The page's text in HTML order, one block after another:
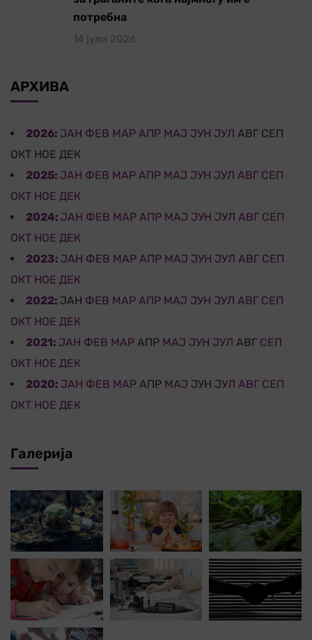
потребна
14 јули 2026
АРХИВА
2026: ЈАН ФЕВ МАР АПР МАЈ ЈУН ЈУЛ АВГ СЕП
ОКТ НОЕ ДЕК
2025: ЈАН ФЕВ МАР АПР МАЈ ЈУН ЈУЛ АВГ СЕП
ОКТ НОЕ ДЕК
2024: ЈАН ФЕВ МАР АПР МАЈ ЈУН ЈУЛ АВГ СЕП
ОКТ НОЕ ДЕК
2023: ЈАН ФЕВ МАР АПР МАЈ ЈУН ЈУЛ АВГ СЕП
ОКТ НОЕ ДЕК
2022: ЈАН ФЕВ МАР АПР МАЈ ЈУН ЈУЛ АВГ СЕП
ОКТ НОЕ ДЕК
2021: ЈАН ФЕВ МАР АПР МАЈ ЈУН ЈУЛ АВГ СЕП
ОКТ НОЕ ДЕК
2020: ЈАН ФЕВ МАР АПР МАЈ ЈУН ЈУЛ АВГ СЕП
ОКТ НОЕ ДЕК
Галерија